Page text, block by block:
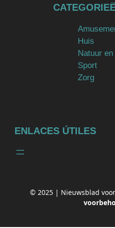
Huis
Natuur
Sport
Zorg
ENLACES ÚTILES
© 2025 | Nieuwsblad